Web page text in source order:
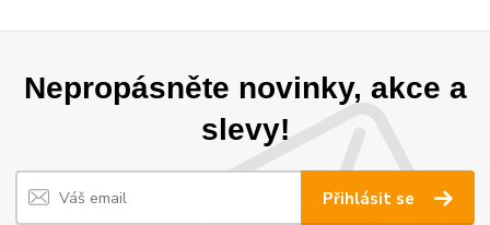
Nepropásněte novinky, akce a
slevy!
Přihlásit se